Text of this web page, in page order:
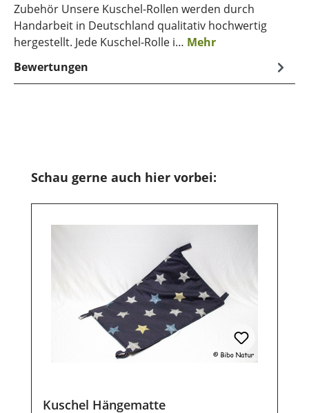
Zubehör Unsere Kuschel-Rollen werden durch
Handarbeit in Deutschland qualitativ hochwertig
hergestellt. Jede Kuschel-Rolle i… Mehr
Bewertungen
Produktgalerie überspringen
Schau gerne auch hier vorbei:
Kuschel Hängematte